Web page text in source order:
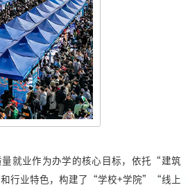
就业作为办学的核心目标，依托“建筑
行业特色，构建了“学校+学院”“线上